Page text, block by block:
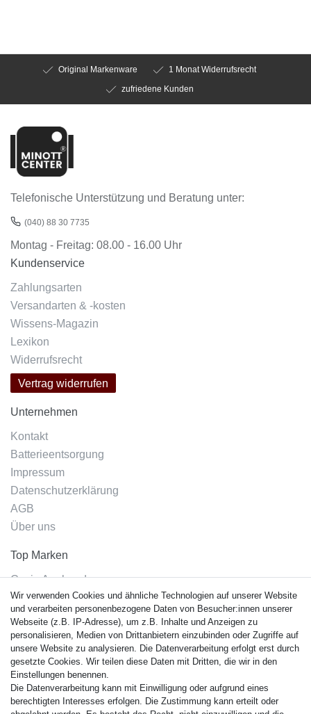
Original Markenware
1 Monat Widerrufsrecht
zufriedene Kunden
Telefonische Unterstützung und Beratung unter:
(040) 88 30 7735
Montag - Freitag: 08.00 - 16.00 Uhr
Kundenservice
Zahlungsarten
Versandarten & -kosten
Wissens-Magazin
Lexikon
Widerrufsrecht
Vertrag widerrufen
Unternehmen
Kontakt
Batterieentsorgung
Impressum
Datenschutzerklärung
AGB
Über uns
Top Marken
Casio Armband
Festina Armband
Citizen Armband
M. Lacroix Armband
J. Lemans Armband
Uhrenarmbänder - Alle
Sicherheit
Wir verwenden Cookies und ähnliche Technologien auf unserer Website
und verarbeiten personenbezogene Daten von Besucher:innen unserer
Webseite (z.B. IP-Adresse), um z.B. Inhalte und Anzeigen zu
personalisieren, Medien von Drittanbietern einzubinden oder Zugriffe auf
unsere Website zu analysieren. Die Datenverarbeitung erfolgt erst durch
gesetzte Cookies. Wir teilen diese Daten mit Dritten, die wir in den
Einstellungen benennen.
Die Datenverarbeitung kann mit Einwilligung oder aufgrund eines
berechtigten Interesses erfolgen. Die Zustimmung kann erteilt oder